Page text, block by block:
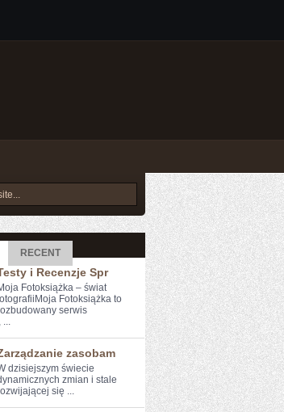
RECENT
i Recenzje Spr
Fotoksiążka – świat
Fotoksiążka to
serwis
...
zasobam
dzisiejszym świecie⁣
zmian⁤ i⁣ stale
się ...